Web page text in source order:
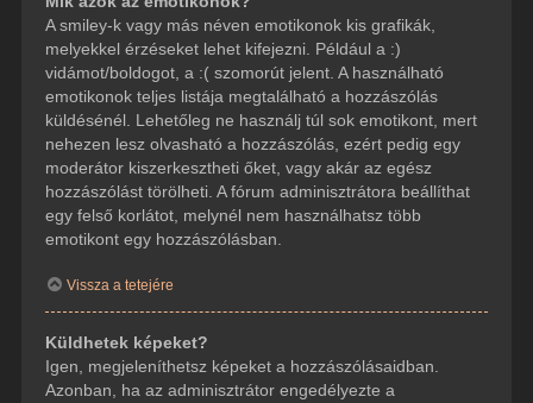
A smiley-k vagy más néven emotikonok kis grafikák,
melyekkel érzéseket lehet kifejezni. Például a :)
vidámot/boldogot, a :( szomorút jelent. A használható
emotikonok teljes listája megtalálható a hozzászólás
küldésénél. Lehetőleg ne használj túl sok emotikont, mert
nehezen lesz olvasható a hozzászólás, ezért pedig egy
moderátor kiszerkesztheti őket, vagy akár az egész
hozzászólást törölheti. A fórum adminisztrátora beállíthat
egy felső korlátot, melynél nem használhatsz több
emotikont egy hozzászólásban.
Vissza a tetejére
Küldhetek képeket?
Igen, megjeleníthetsz képeket a hozzászólásaidban.
Azonban, ha az adminisztrátor engedélyezte a